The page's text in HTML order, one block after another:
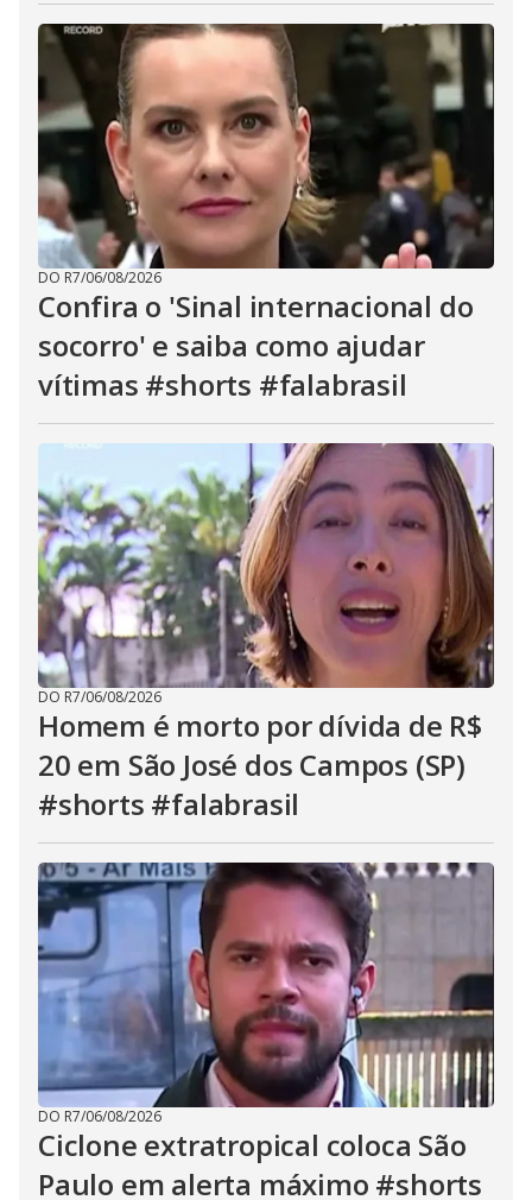
DO R7/06/08/2026
Confira o 'Sinal internacional do
socorro' e saiba como ajudar
vítimas #shorts #falabrasil
DO R7/06/08/2026
Homem é morto por dívida de R$
20 em São José dos Campos (SP)
#shorts #falabrasil
DO R7/06/08/2026
Ciclone extratropical coloca São
Paulo em alerta máximo #shorts